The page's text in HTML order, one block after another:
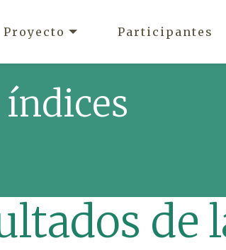
Proyecto Participantes
índices
de